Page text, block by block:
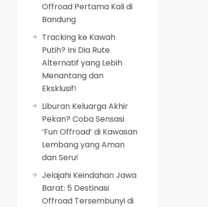
Offroad Pertama Kali di
Bandung
Tracking ke Kawah
Putih? Ini Dia Rute
Alternatif yang Lebih
Menantang dan
Eksklusif!
Liburan Keluarga Akhir
Pekan? Coba Sensasi
‘Fun Offroad’ di Kawasan
Lembang yang Aman
dan Seru!
Jelajahi Keindahan Jawa
Barat: 5 Destinasi
Offroad Tersembunyi di